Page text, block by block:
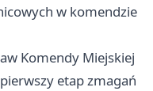
w komendzie
Komendy Miejskiej
etap zmagań